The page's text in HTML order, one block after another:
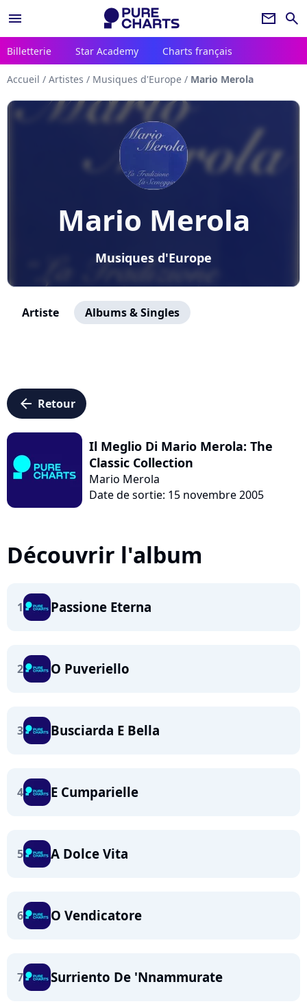
menu newsletter search
Billetterie Star Academy Charts français
Accueil / Artistes / Musiques d'Europe / Mario Merola
Mario Merola
Musiques d'Europe
Artiste Albums & Singles
arrow_left Retour
Il Meglio Di Mario Merola: The
Classic Collection
Mario Merola
Date de sortie: 15 novembre 2005
Découvrir l'album
1 Passione Eterna
2 O Puveriello
3 Busciarda E Bella
4 E Cumparielle
5 A Dolce Vita
6 O Vendicatore
7 Surriento De 'Nnammurate